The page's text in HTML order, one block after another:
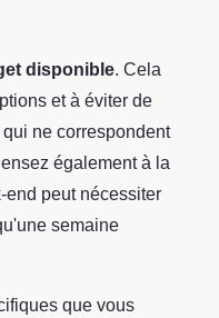
disponible. Cela
et à éviter de
ne correspondent
également à la
end peut nécessiter
semaine
que vous